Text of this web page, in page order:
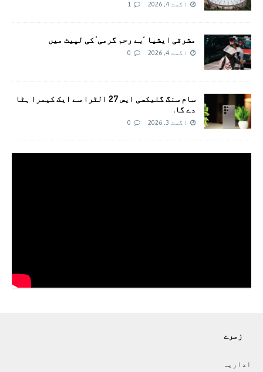
اگست 4, 2026 1
مشرقی ایشیا ‘بے رحم گرمی’ کی لپیٹ میں
اگست 4, 2026 0
سام سنگ گلیکسی ایس 27 الٹرا سے ایک کیمرا ہٹا
دے گا.
اگست 3, 2026 0
زمرے
اداريہ